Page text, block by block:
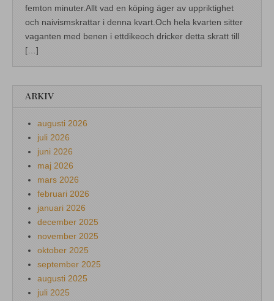
femton minuter.Allt vad en köping äger av uppriktighet
och naivismskrattar i denna kvart.Och hela kvarten sitter
vaganten med benen i ettdikeoch dricker detta skratt till
[…]
ARKIV
augusti 2026
juli 2026
juni 2026
maj 2026
mars 2026
februari 2026
januari 2026
december 2025
november 2025
oktober 2025
september 2025
augusti 2025
juli 2025